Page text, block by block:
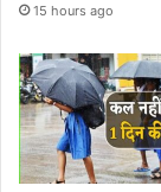
15 hours ago